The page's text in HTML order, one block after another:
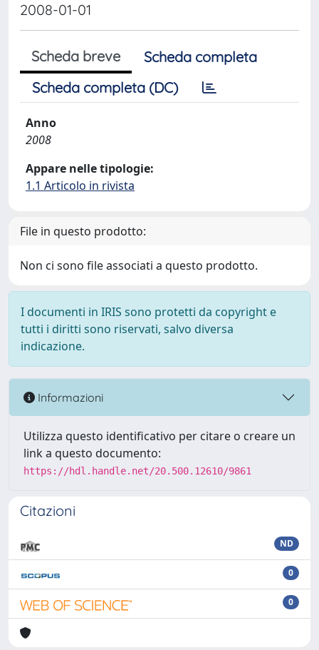
2008-01-01
Scheda breve
Scheda completa
Scheda completa (DC)
Anno
2008
Appare nelle tipologie:
1.1 Articolo in rivista
File in questo prodotto:
Non ci sono file associati a questo prodotto.
I documenti in IRIS sono protetti da copyright e
tutti i diritti sono riservati, salvo diversa
indicazione.
Informazioni
Utilizza questo identificativo per citare o creare un
link a questo documento:
https://hdl.handle.net/20.500.12610/9861
Citazioni
ND
0
0